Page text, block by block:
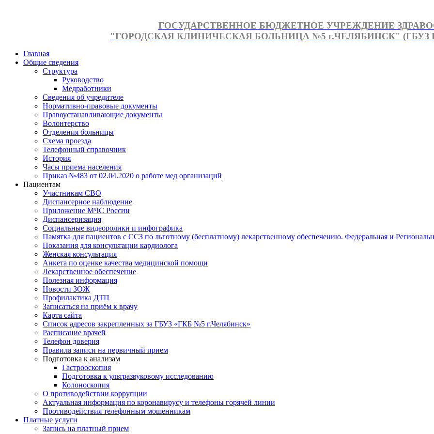
ГОСУДАРСТВЕННОЕ БЮДЖЕТНОЕ УЧРЕЖДЕНИЕ
"ГОРОДСКАЯ КЛИНИЧЕСКАЯ БОЛЬНИЦА №5 г.ЧЕЛЯБИНСК" (ГБУЗ
Главная
Общие сведения
Структура
Руководство
Медработники
Сведения об учредителе
Нормативно-правовые документы
Правоустанавливающие документы
Волонтерство
Отделения больницы
Схема проезда
Телефонный справочник
История
Часы приема населения
Приказ №483 от 02.04.2020 о работе мед организаций
Пациентам
Участникам СВО
Диспансерное наблюдение
Приложение МЧС России
Диспансеризация
Социальные видеоролики и инфографика
Памятка для пациентов с ССЗ по льготному (бесплатному) лекарственному обеспечению. Федеральная и
Показания для консультации кардиолога
Женская консультация
Анкета по оценке качества медицинской помощи
Лекарственное обеспечение
Полезная информация
Новости ЗОЖ
Профилактика ДТП
Записаться на приём к врачу
Карта сайта
Список адресов закрепленных за ГБУЗ «ГКБ №5 г.Челябинск»
Расписание врачей
Телефон доверия
Правила записи на первичный прием
Подготовка к анализам
Гастрооскопия
Подготовка к ультразвуковому исследованию
Колоноскопия
О противодействии коррупции
Актуальная информация по коронавирусу и телефоны горячей линии
Противодействия телефонным мошенникам
Платные услуги
Запись на платный прием